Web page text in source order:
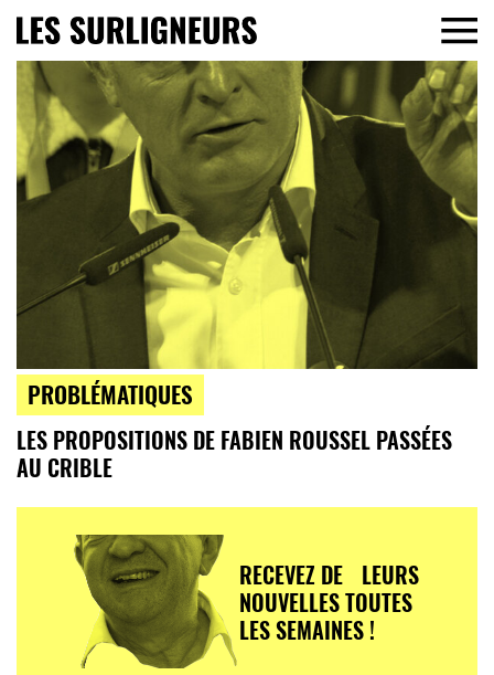
PROBLÉMATIQUES
LES PROPOSITIONS DE FABIEN ROUSSEL PASSÉES
AU CRIBLE
RECEVEZ DE LEURS
NOUVELLES TOUTES
LES SEMAINES !